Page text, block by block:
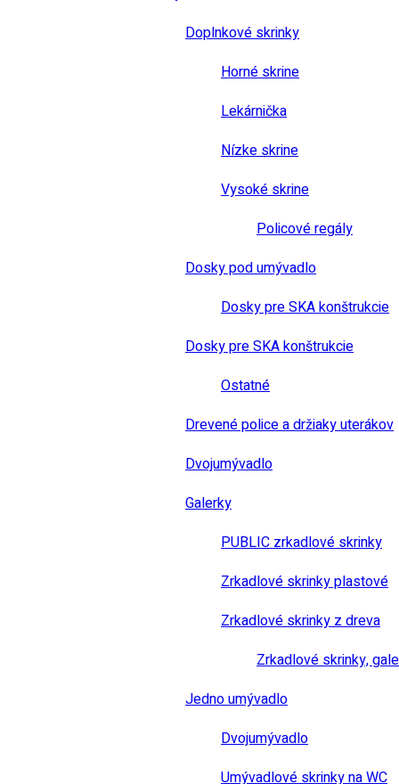
Doplnkové skrinky
Horné skrine
Lekárnička
Nízke skrine
Vysoké skrine
Policové regály
Dosky pod umývadlo
Dosky pre SKA konštrukcie
Dosky pre SKA konštrukcie
Ostatné
Drevené police a držiaky uterákov
Dvojumývadlo
Galerky
PUBLIC zrkadlové skrinky
Zrkadlové skrinky plastové
Zrkadlové skrinky z dreva
Zrkadlové skrinky,
Jedno umývadlo
Dvojumývadlo
Umývadlové skrinky na WC